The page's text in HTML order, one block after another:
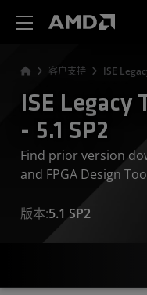
客户支持 ISE
ISE Legacy
- 5.1 SP2
Find prior version
and FPGA Design
版本:5.1 SP2